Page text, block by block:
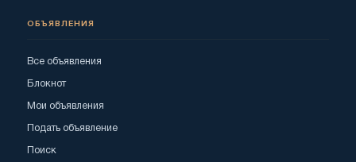
ОБЪЯВЛЕНИЯ
Все объявления
Блокнот
Мои объявления
Подать объявление
Поиск